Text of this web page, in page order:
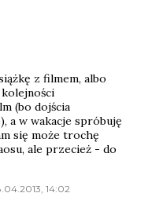
z filmem, albo
(bo dojścia
a w wakacje spróbuję
się może trochę
ale przecież - do
14:02